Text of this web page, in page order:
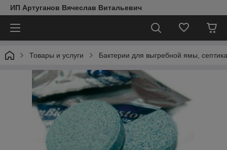
ИП Артуганов Вячеслав Витальевич
Товары и услуги Бактерии для выгребной ямы, септика